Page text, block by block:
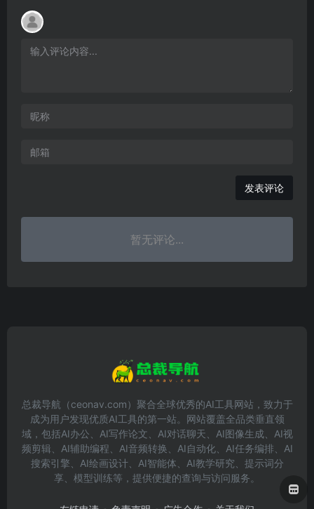
发表评论
暂无评论...
总裁导航（ceonav.com）聚合全球优秀的AI工具网站，致力于
成为用户发现优质AI工具的第一站。网站覆盖全品类垂直领
域，包括AI办公、AI写作论文、AI对话聊天、AI图像生成、AI视
频剪辑、AI辅助编程、AI音频转换、AI自动化、AI任务编排、AI
搜索引擎、AI绘画设计、AI智能体、AI教学研究、提示词分
享、模型训练等，提供便捷的查询与访问服务。